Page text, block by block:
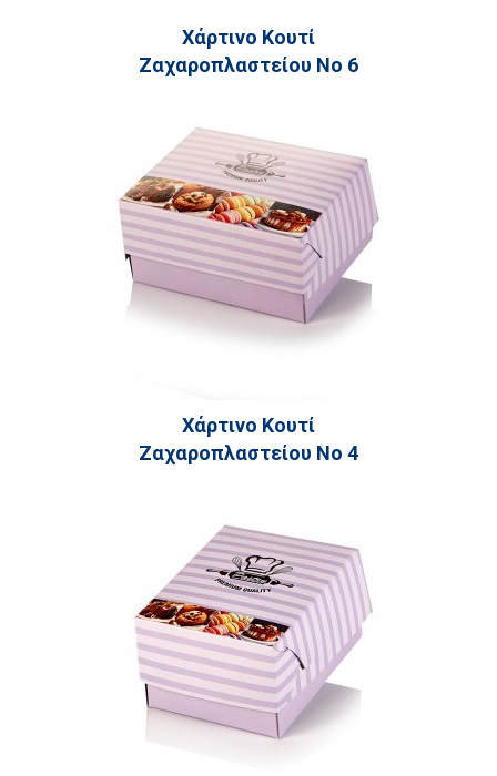
Χάρτινο Κουτί
Ζαχαροπλαστείου Νο 6
Χάρτινο Κουτί
Ζαχαροπλαστείου Νο 4